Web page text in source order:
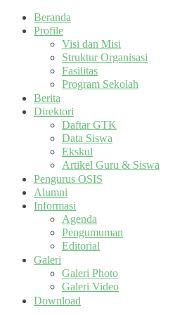
Beranda
Profile
Visi dan Misi
Struktur Organisasi
Fasilitas
Program Sekolah
Berita
Direktori
Daftar GTK
Data Siswa
Ekskul
Artikel Guru & Siswa
Pengurus OSIS
Alumni
Informasi
Agenda
Pengumuman
Editorial
Galeri
Galeri Photo
Galeri Video
Download